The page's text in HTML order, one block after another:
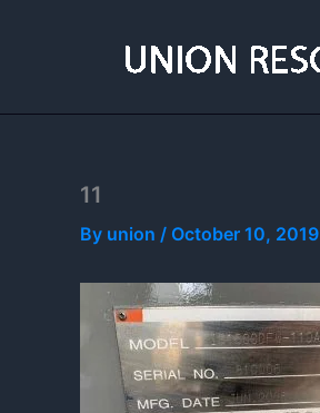
11
By union / October 10, 2019